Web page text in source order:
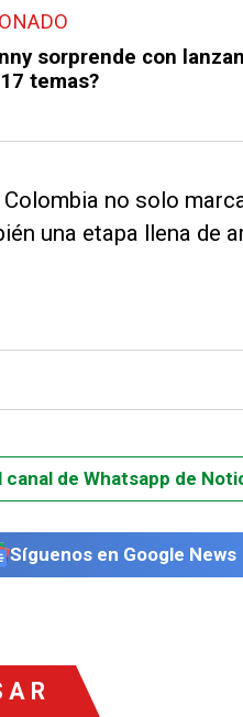
sorprende con
temas?
no solo
una etapa llena de
canal de Whatsapp de
Síguenos en Google News